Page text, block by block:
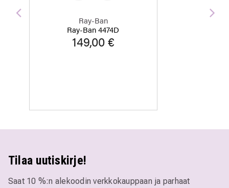
Ray-Ban
Ray-Ban 4474D
149,00 €
Edellinen
Tilaa uutiskirje!
Saat 10 %:n alekoodin verkkokauppaan ja parhaat